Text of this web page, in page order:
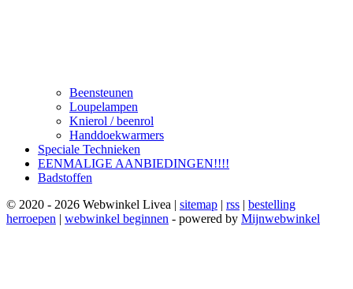
Beensteunen
Loupelampen
Knierol / beenrol
Handdoekwarmers
Speciale Technieken
EENMALIGE AANBIEDINGEN!!!!
Badstoffen
© 2020 - 2026 Webwinkel Livea | sitemap | rss | bestelling
herroepen | webwinkel beginnen - powered by Mijnwebwinkel